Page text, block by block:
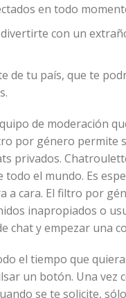
en todo
con un
de tu país, que te
de moderación
por género permite
privados.
todo el mundo. Es
a cara. El filtro por
inapropiados o
chat y empezar una
el tiempo que
un botón. Una vez
se te solicite,